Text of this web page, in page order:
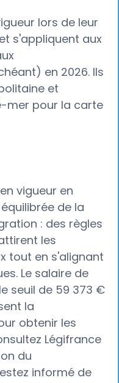
lors de leur
s'appliquent aux
en 2026. Ils
et
mer pour la carte
vigueur en
de la
: des règles
les
tout en s'alignant
Le salaire de
seuil de 59 373 €
la
obtenir les
Légifrance
du
informé de